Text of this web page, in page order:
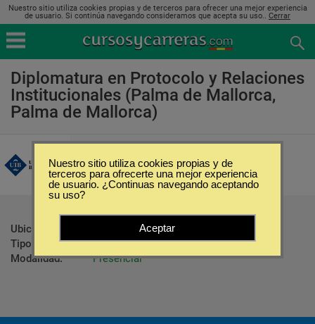
Nuestro sitio utiliza cookies propias y de terceros para ofrecer una mejor experiencia
de usuario. Si continúa navegando consideramos que acepta su uso.. Cerrar
Diplomatura en Protocolo y Relaciones
Institucionales (Palma de Mallorca,
Palma de Mallorca)
Universitat de les Illes Balears
Ubicación:
Palma de Mallorca - Palma de Mallorca
Tipo:
Maestrías
Modalidad:
Presencial
Nuestro sitio utiliza cookies propias y de
terceros para ofrecerte una mejor experiencia
de usuario. ¿Continuas navegando aceptando
su uso?
Aceptar